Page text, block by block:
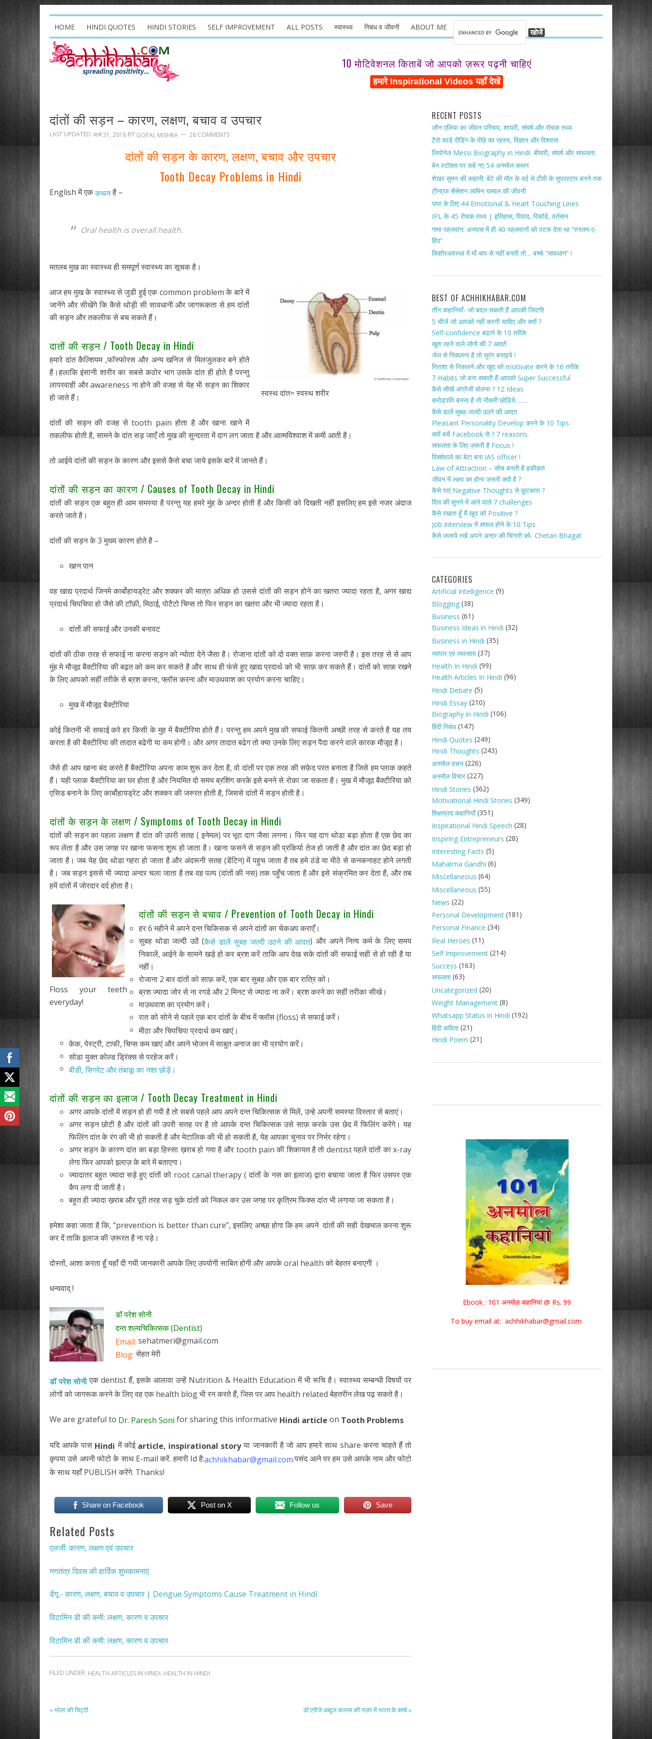
HOME HINDI QUOTES HINDI STORIES SELF IMPROVEMENT ALL POSTS स्वास्थ्य निबंध व जीवनी ABOUT ME
10 मोटिवेशनल किताबें जो आपको ज़रूर पढ़नी चाहिएं
दांतों की सड़न – कारण, लक्षण, बचाव व उपचार
LAST UPDATED: मार्च 31, 2018 BY GOPAL MISHRA 26 COMMENTS
दांतों की सड़न के कारण, लक्षण, बचाव और उपचार
Tooth Decay Problems in Hindi
English में एककथनहै –
Oral health is overall health.
मतलब मुख का स्वास्थ्य ही समपूर्ण स्वास्थ्य का सूचक है।
स्वस्थ दांत= स्वस्थ शरीर
आज हम मुख के स्वास्थ्य से जुडी हुई एक common problem के बारे में
जानेंगे और सीखेंगे कि कैसे थोड़ी सी सावधानी और जागरूकता से हम दांतों
की सड़न और तकलीफ से बच सकते हैं।
दातों की सड़न / Tooth Decay in Hindi
हमारे दांत कैल्शियम ,फॉस्फोरस और अन्य खनिज से मिलजुलकर बने होते
है।हलाकि इंसानी शारीर का सबसे कठोर भाग उसके दांत ही होते है परन्तु
लापरवाही और awareness ना होने की वजह से येह भी सड़न का शिकार
हो जाते हैं।
दांतों की सड़न की वजह से tooth pain होता है और खाना खाने में
तकलीफ होती है, सामने के दांत सड़ जाएँ तो मुख की सुन्दरता में दाग लग जाता है और आत्मविश्वाश में कमी आती है।
तो आईये दांतों की सड़न के कारण और इससे कैसे बचा जाये इसके बारें में जानते हैं।
दांतों की सड़न का कारण / Causes of Tooth Decay in Hindi
दांतों की सड़न एक बहुत ही आम समस्या है परन्तु यह हमरे मुंह के अन्दर होती है और किसी को दिखती नहीं इसलिए हम इसे नजर अंदाज
करते जाते है।
दांतों की सड़न के 3 मुख्य कारण होते है –
खान पान
वह खाद्य प्रदार्थ जिनमे कार्बोहायड्रेट और शक्कर की मात्रा अधिक हो उससे दांतों की सड़न होने का खतरा ज्यादा रहता है, अगर खाद्य
प्रदार्थ चिपचिपा हो जैसे की टॉफ़ी, मिठाई, पोटैटो चिप्स तो फिर सड़न का खतरा और भी ज्यादा रहता है।
दांतों की सफाई और उनकी बनावट
दांतों की ठीक तरह से सफाई ना करना सड़न को न्योता देने जैसा है। रोजाना दांतों को दो वक्त साफ़ करना जरुरी है। इस तरह से से आप
मुंह मे मौजूद बैक्टीरिया की बढ़त को कम कर सकते है और साथ ही फंसे हुए खाद्य प्रदार्थ को भी साफ़ कर सकते हैं। दांतों को साफ़ रखने
के लिए आपको सहीं तरीके से ब्रश करना, फ्लॉस करना और माउथवाश का प्रयोग करना चाहिए।
मुख में मौजूद बैक्टीरिया
कोई कितनी भी सफाई करे हर किसी के मुह में बैक्टीरिया होते हैं। परन्तु हम अपने मुख की सफाई कितनी अच्छी तरह से करते है यह तय
करता है की बैक्टीरिया की तादात बढेगी या कम होगी। और अगर तादात बढेग तो क्या उनके लिए सड़न पैदा करने वाले कारक मौजूद है।
जैसे ही आप खाना बंद करते है बैक्टीरिया अपना काम शुरू कर देता है, वो दांतों पर एक तरह की सफ़ेद परत बनाता है जिसे हम प्लाक कहते
हैं। यही प्लाक बैक्टीरिया का घर होता है और नियमित दो समय ब्रशिंग करके इसे बनने से रोका जा सकता है। मुख में मौजूद बैक्टीरिया को
एसिड बनाने के लिए कार्बोहायड्रेट और शक्कर की जरुरत होती है, जिससे दांतों में सड़न होती है।
दांतों के सड़न के लक्षण / Symptoms of Tooth Decay in Hindi
दांतों की सड़न का पहला लक्षण है दांत की उपरी सतह ( इनेमल) पर भूरा दाग जैसा लगना। फिर यह दाग थोडा बड़ा होता है एक छेद का
रूप लेता है और उस जगह पर खाना फसना शुरू हो जाता है। खाना फसने से सड़न की प्रकिर्या तेज हो जाती है और दांत का छेद बड़ा हो
जाता है। जब येह छेद थोडा गहरा हो जाता है और अंदरूनी सतह (डेंटिन) में पहुच जाता है तब हमे ठंडे या मीठे से कनकनाहट होने लगती
है। जब सड़न इससे भी ज्यादा अन्दर चला जाता है तब वह पल्प (दांतों की नस) तक पहुँच जाता है और इसे संक्रमित कर देता है, और तब
हमें दांतों में जोरदार दर्द होता है।
Floss your teeth
everyday!
दांतों की सड़न से बचाव / Prevention of Tooth Decay in Hindi
हर 6 महीने में अपने दन्त चिकिसक से अपने दांतों का चेकअप कराएँ।
सुबह थोडा जल्दी उठें (कैसे डालें सुबह जल्दी उठने की आदत) और अपने नित्य कर्म के लिए समय
निकालें, आईने के सामने खड़े हो कर ब्रश करें ताकि आप देख सके दांतों की सफाई सही से हो रही है या
नहीं।
रोजाना 2 बार दांतों को साफ़ करें, एक बार सुबह और एक बार रात्रि को।
ब्रश ज्यादा जोर से ना रगडे और 2 मिनट से ज्यादा ना करें। ब्रश करने का सहीं तरीका सीखे।
माउथवाश का प्रयोग करें।
रात को सोने से पहले एक बार दांतों के बीच में फ्लॉस (floss) से सफाई करें।
मीठा और चिपचिपा प्रदार्थ कम खाएं।
केक, पेस्ट्री, टाफी, चिप्स कम खाएं और अपने भोजन में साबुत अनाज का भी प्रयोग करें।
सोडा युक्त कोल्ड ड्रिंक्स से परहेज करें।
बीडी, सिगरेट और तंबाकू का नशा छोड़ें।
दांतों की सड़न का इलाज / Tooth Decay Treatment in Hindi
अगर आपके दांतों में सड़न हो ही गयी है तो सबसे पहले आप अपने दन्त चिकित्सक से मिलें, उन्हे अपनी समस्या विस्तार से बताएं।
अगर सड़न छोटी है और दांतों की उपरी सतह पर है तो आपके दन्त चिकित्सक उसे साफ़ करके उस छेद में फिलिंग करेंगे। यह
फिलिंग दांत के रंग की भी हो सकती है और मेटालिक की भी हो सकती है, येह आपका चुनाव पर निर्भर रहेगा।
अगर सड़न के कारण दांत का बड़ा हिस्सा ख़राब हो गया है और tooth pain की शिकायत है तो dentist पहले दांतों का x-ray
लेगा फिर आपको इलाज़ के बारे में बताएगा।
ज्यादातर बहुत ज्यादा सड़े हुए दांतों को root canal therapy ( दांतों के नस का इलाज) द्वारा बचाया जाता है फिर उसपर एक
कैप लगा दी जाती है।
बहुत ही ज्यादा ख़राब और पूरी तरह सड़ चुके दांतों को निकल कर उस जगह पर कृत्रिम फिक्स दांत भी लगाया जा सकता है।
हमेशा कहा जाता है कि, “prevention is better than cure”, इसलिए अच्छा होगा कि हम अपने दांतों की सही देखभाल करना शुरू
कर दें ताकि इलाज की ज़रूरत है ना पड़े।
दोस्तों, आशा करता हूँ यहाँ दी गयी जानकारी आपके लिए उपयोगी साबित होगी और आपके oral health को बेहतर बनाएगी ।
धन्यवाद् !
डॉ परेश सोनी
दन्त शल्यचिकित्सक (Dentist)
Email: sehatmeri@gmail.com
Blog:सेहत मेरी
डॉ परेश सोनीएक dentist हैं, इसके आलावा उन्हें Nutrition & Health Education में भी रूचि है। स्वास्थ्य सम्बन्धी विषयों पर
लोगों को जागरूक करने के लिए वह एक health blog भी रन करते हैं, जिस पर आप health related बेहतरीन लेख पढ़ सकते है।
We are grateful to Dr. Paresh Soni for sharing this informative Hindi article on Tooth Problems
यदि आपके पास Hindi में कोई article, inspirational storyया जानकारी है जो आप हमारे साथ share करना चाहते हैं तो
कृपया उसे अपनी फोटो के साथ E-mail करें. हमारी Id है:achhikhabar@gmail.com.पसंद आने पर हम उसे आपके नाम और फोटो
के साथ यहाँ PUBLISH करेंगे. Thanks!
Share on Facebook Post on X Follow us Save
Related Posts
एलर्जी: कारण, लक्षण एवं उपचार
गणतंत्र दिवस की हार्दिक शुभकामनाएं
डेंगू - कारण, लक्षण, बचाव व उपचार | Dengue Symptoms Cause Treatment in Hindi
विटामिन डी की कमी: लक्षण, कारण व उपचार
विटामिन डी की कमी: लक्षण, कारण व उपचार
FILED UNDER: HEALTH ARTICLES IN HINDI, HEALTH IN HINDI
« भोला की चिट्ठी डॉ एपीजे अब्दुल कलाम की नज़र में भारत के बच्चे »
RECENT POSTS
जौन एलिया का जीवन परिचय, शायरी, संघर्ष और रोचक तथ्य
टैरो कार्ड रीडिंग के पीछे का रहस्य, विज्ञान और विश्वास
लियोनेल Messi Biography in Hindi: बीमारी, संघर्ष और सफलता
बेन स्टोक्स पर कहे गए 54 अनमोल कथन
शेखर सुमन की कहानी: बेटे की मौत के दर्द से टीवी के सुपरस्टार बनने तक
टीनएज सेंसेशन लामिन यामाल की जीवनी
पापा के लिए 44 Emotional & Heart Touching Lines
IPL के 45 रोचक तथ्य | इतिहास, विवाद, रिकॉर्ड, वर्तमान
गामा पहलवान: अभ्यास में ही 40 पहलवानों को पटक देता था “रुस्तम-ए-
हिंद”
किशोरअवस्था में माँ-बाप से नहीं बनती तो… बच्चे “सावधान” !
BEST OF ACHHIKHABAR.COM
तीन कहानियाँ- जो बदल सकती हैं आपकी जिंदगी!
5 चीजें जो आपको नहीं करनी चाहिए और क्यों ?
Self-confidence बढाने के 10 तरीके
खुश रहने वाले लोगों की 7 आदतें
जेल से निकलना है तो सुरंग बनाइये !
निराशा से निकलने और खुद को motivate करने के 16 तरीके
7 Habits जो बना सकती हैं आपको Super Successful
कैसे सीखें अंग्रेजी बोलना ? 12 Ideas
करोड़पति बनना है तो नौकरी छोडिये…….
कैसे डालें सुबह जल्दी उठने की आदत
Pleasant Personality Develop करने के 10 Tips
क्यों बचें Facebook से ? 7 reasons.
सफलता के लिए ज़रूरी है Focus !
रिक्शेवाले का बेटा बना IAS officer !
Law of Attraction – सोच बनती है हकीक़त
जीवन में लक्ष्य का होना ज़रूरी क्यों है ?
कैसे पाएं Negative Thoughts से छुटकारा ?
दिल की सुनने में आने वाले 7 challenges
कैसे रखता हूँ मैं खुद को Positive ?
Job Interview में सफल होने के 10 Tips
कैसे जलाये रखें अपने अन्दर की चिंगारी को- Chetan Bhagat
CATEGORIES
Artificial Intelligence (9)
Blogging(38)
Business (61)
Business Ideas in Hindi (32)
Business in Hindi (35)
व्यापार एवं व्यवसाय(37)
Health In Hindi (99)
Health Articles In Hindi (96)
Hindi Debate (5)
Hindi Essay(210)
Biography in Hindi (106)
हिंदी निबंध(147)
Hindi Quotes (249)
Hindi Thoughts (243)
अनमोल वचन(226)
अनमोल विचार(227)
Hindi Stories (362)
Motivational Hindi Stories (349)
शिक्षाप्रद कहानियाँ(351)
Inspirational Hindi Speech (28)
Inspiring Entrepreneurs (28)
Interesting Facts (5)
Mahatma Gandhi (6)
Miscellaneous (64)
Miscellaneous (55)
News (22)
Personal Development(181)
Personal Finance (34)
Real Heroes (11)
Self Improvement(214)
Success (163)
सफलता(63)
Uncategorized (20)
Weight Management(8)
Whatsapp Status in Hindi (192)
हिंदी कविता(21)
Hindi Poem (21)
Ebook : 101 अनमोल कहानियां @ Rs. 99
To buy email at: achhikhabar@gmail.com